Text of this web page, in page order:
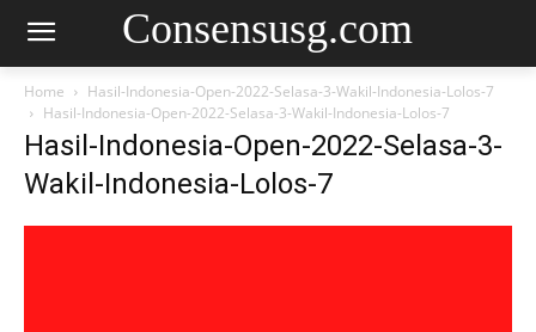
Consensusg.com
Home
Hasil-Indonesia-Open-2022-Selasa-3-Wakil-Indonesia-Lolos-7
Hasil-Indonesia-Open-2022-Selasa-3-Wakil-Indonesia-Lolos-7
Hasil-Indonesia-Open-2022-Selasa-3-
Wakil-Indonesia-Lolos-7